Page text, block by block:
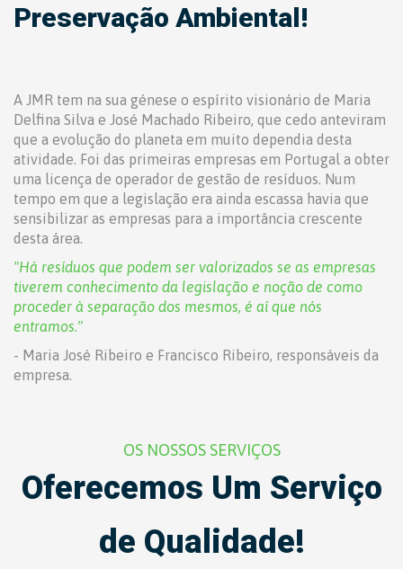
Preservação Ambiental!
A JMR tem na sua génese o espírito visionário de Maria
Delfina Silva e José Machado Ribeiro, que cedo anteviram
que a evolução do planeta em muito dependia desta
atividade. Foi das primeiras empresas em Portugal a obter
uma licença de operador de gestão de resíduos. Num
tempo em que a legislação era ainda escassa havia que
sensibilizar as empresas para a importância crescente
desta área.
"Há resíduos que podem ser valorizados se as empresas
tiverem conhecimento da legislação e noção de como
proceder à separação dos mesmos, é aí que nós
entramos."
- Maria José Ribeiro e Francisco Ribeiro, responsáveis da
empresa.
OS NOSSOS SERVIÇOS
Oferecemos Um Serviço
de Qualidade!